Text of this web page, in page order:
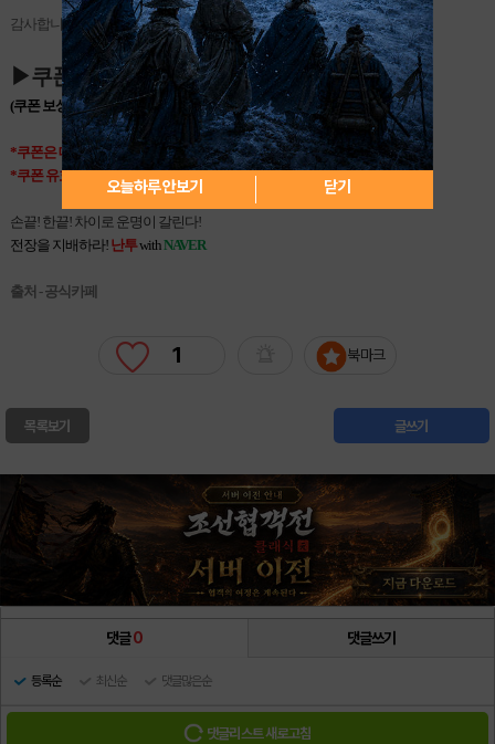
감사합니다
▶쿠폰 : SORRY4U◀
(쿠폰 보상:영웅혼 10개 합성 영웅보석(레시피) 1개 )
*쿠폰은대문자로,띄어쓰기없이 입력해야 보상을수령할 있습니다.
*쿠폰 유효기간: ~ 2015년10월14일서버점검전까지
손끝! 한끝! 차이로 운명이 갈린다!
전장을 지배하라! 난투withNAVER
출처 - 공식카페
1 북마크
목록보기 글쓰기
댓글0 댓글쓰기
등록순 최신순 댓글많은순
댓글리스트 새로고침
오늘하루 안보기 닫기